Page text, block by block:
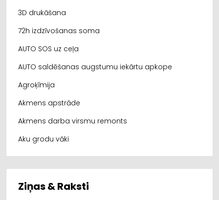
3D drukāšana
72h izdzīvošanas soma
AUTO SOS uz ceļa
AUTO saldēšanas augstumu iekārtu apkope
Agroķīmija
Akmens apstrāde
Akmens darba virsmu remonts
Aku grodu vāki
Ziņas & Raksti